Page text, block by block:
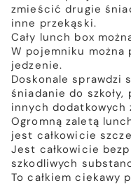
zmieścić drugie
inne przekąski.
Cały lunch box
W pojemniku można
jedzenie.
Doskonale sprawdzi
śniadanie do
innych dodatkowych
Ogromną zaletą
jest całkowicie
Jest całkowicie
szkodliwych
To całkiem ciekawy